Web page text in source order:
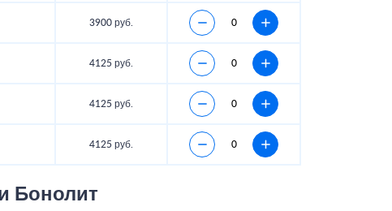
3900 руб.
4125 руб.
4125 руб.
4125 руб.
Бонолит